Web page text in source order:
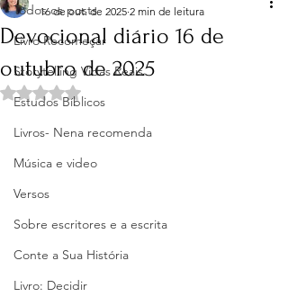
Todos os posts
Livro Recomeçar
Storytelling Vidas Reais
Estudos Bíblicos
Livros- Nena recomenda
Música e video
Versos
Sobre escritores e a escrita
Conte a Sua História
Livro: Decidir
Devocional diário 16 de
outubro de 2025
16 de out. de 2025 2 min de leitura
Avaliado com NaN de 5 estrelas.